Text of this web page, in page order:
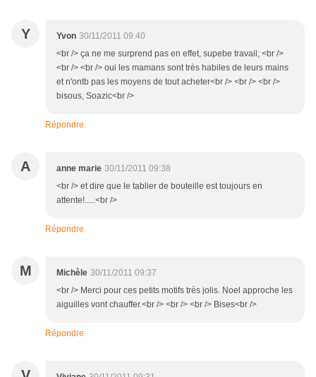
Y Yvon 30/11/2011 09:40
<br /> ça ne me surprend pas en effet, supebe travail; <br />
<br /> <br /> oui les mamans sont très habiles de leurs mains
et n'ontb pas les moyens de tout acheter<br /> <br /> <br />
bisous, Soazic<br />
Répondre
A anne marie 30/11/2011 09:38
<br /> et dire que le tablier de bouteille est toujours en
attente!.....<br />
Répondre
M Michèle 30/11/2011 09:37
<br /> Merci pour ces petits motifs très jolis. Noel approche les
aiguilles vont chauffer.<br /> <br /> <br /> Bises<br />
Répondre